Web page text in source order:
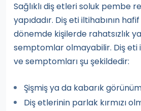
Sağlıklı diş etleri soluk pembe
yapıdadır. Diş eti iltihabının
dönemde kişilerde rahatsızlık
semptomlar olmayabilir. Diş eti
ve semptomları şu şekildedir:
Şişmiş ya da kabarık
Diş etlerinin parlak kırmızı